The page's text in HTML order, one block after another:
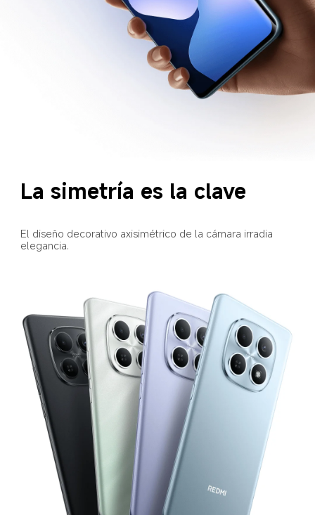
La simetría es la clave
El diseño decorativo axisimétrico de la cámara irradia
elegancia.